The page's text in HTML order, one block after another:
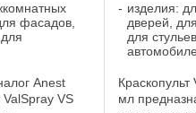
фасадов,
Anest
ValSpray VS
изделия:
дверей,
для
мл